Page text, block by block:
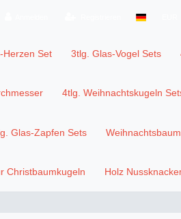
Herzen Set 3tlg. Glas-Vogel Sets
4tlg. Weihnachtskugeln
Glas-Zapfen Sets
Christbaumkugeln Holz